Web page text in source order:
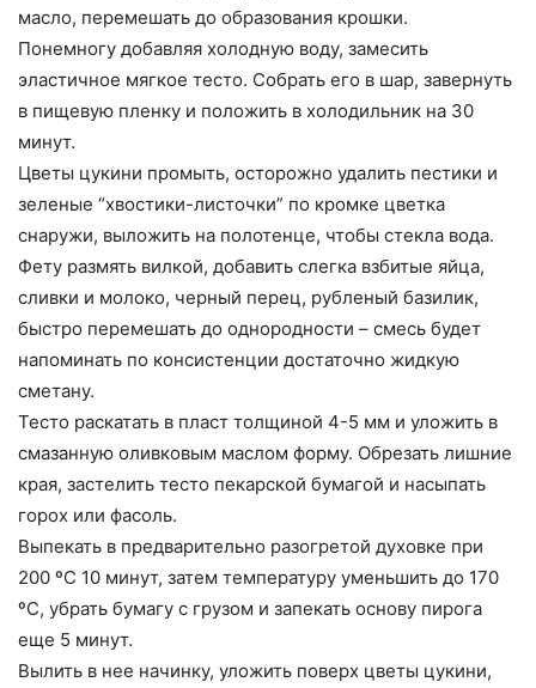
масло, перемешать до образования крошки.
Понемногу добавляя холодную воду, замесить
эластичное мягкое тесто. Собрать его в шар, завернуть
в пищевую пленку и положить в холодильник на 30
минут.
Цветы цукини промыть, осторожно удалить пестики и
зеленые “хвостики-листочки” по кромке цветка
снаружи, выложить на полотенце, чтобы стекла вода.
Фету размять вилкой, добавить слегка взбитые яйца,
сливки и молоко, черный перец, рубленый базилик,
быстро перемешать до однородности – смесь будет
напоминать по консистенции достаточно жидкую
сметану.
Тесто раскатать в пласт толщиной 4-5 мм и уложить в
смазанную оливковым маслом форму. Обрезать лишние
края, застелить тесто пекарской бумагой и насыпать
горох или фасоль.
Выпекать в предварительно разогретой духовке при
200 ºС 10 минут, затем температуру уменьшить до 170
ºС, убрать бумагу с грузом и запекать основу пирога
еще 5 минут.
Вылить в нее начинку, уложить поверх цветы цукини,